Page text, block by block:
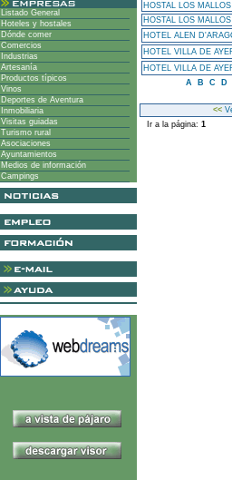
Listado General
Hoteles y hostales
Dónde comer
Comercios
Industrias
Artesanía
Productos típicos
Vinos
Deportes de Aventura
Inmobiliaria
Visitas guiadas
Turismo rural
Asociaciones
Ayuntamientos
Medios de información
Campings
HOSTAL LOS MALLOS
HOSTAL LOS MALLOS
HOTEL ALEN
HOTEL VILLA DE
HOTEL VILLA DE
A
B C D
<<
Ir a la página: 1